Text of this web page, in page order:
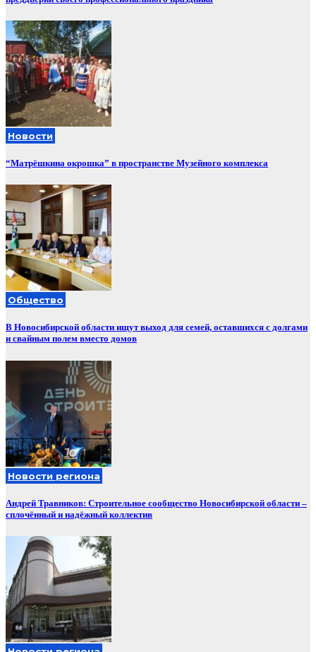
Новости
“Матрёшкина окрошка” в пространстве Музейного комплекса
Общество
В Новосибирской области ищут выход для семей, оставшихся с долгами
и свайным полем вместо домов
Новости региона
Андрей Травников: Строительное сообщество Новосибирской области –
сплочённый и надёжный коллектив